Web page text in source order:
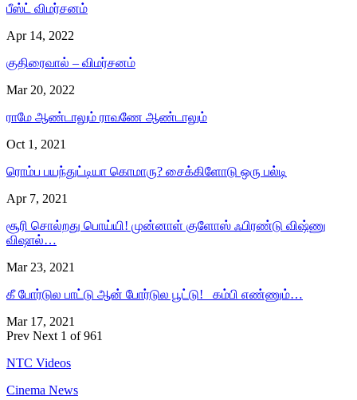
பீஸ்ட் விமர்சனம்
Apr 14, 2022
குதிரைவால் – விமர்சனம்
Mar 20, 2022
ராமே ஆண்டாலும் ராவணே ஆண்டாலும்
Oct 1, 2021
ரொம்ப பயந்துட்டியா கொமாரு? சைக்கிளோடு ஒரு பல்டி
Apr 7, 2021
சூரி சொல்றது பொய்யி! முன்னாள் குளோஸ் ஃபிரண்டு விஷ்ணு
விஷால்…
Mar 23, 2021
கீ போர்டுல பாட்டு ஆன் போர்டுல பூட்டு! கம்பி எண்ணும்…
Mar 17, 2021
Prev Next 1 of 961
NTC Videos
Cinema News